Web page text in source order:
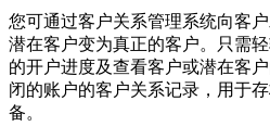
您可通过客户关系管理系统向客
潜在客户变为真正的客户。只需
的开户进度及查看客户或潜在客
闭的账户的客户关系记录，用于
备。